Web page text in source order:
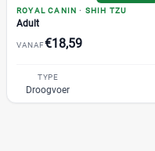
Almo Nature
Applaws
Beneful
Beyond
BF Petfood
▼ +27 meer
ROYAL CANIN · SHIH TZU
Adult
VANAF€18,59
TYPE
Droogvoer